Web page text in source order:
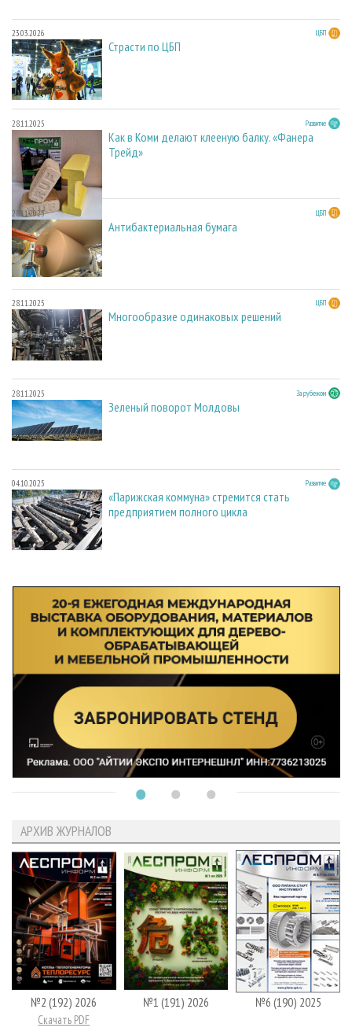
23.03.2026 ЦБП
Страсти по ЦБП
28.11.2025 Развитие
Как в Коми делают клееную балку. «Фанера
Трейд»
28.11.2025 ЦБП
Антибактериальная бумага
28.11.2025 ЦБП
Многообразие одинаковых решений
28.11.2025 За рубежом
Зеленый поворот Молдовы
04.10.2025 Развитие
«Парижская коммуна» стремится стать
предприятием полного цикла
АРХИВ ЖУРНАЛОВ
№2 (192) 2026
Скачать PDF
№1 (191) 2026 №6 (190) 2025